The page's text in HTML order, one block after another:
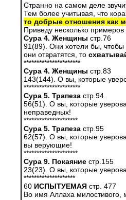
Странно на самом деле
Тем более учитывая, что
то добрые отношения как
Приведу несколько
Сура 4. Женщины стр.76
91(89). Они хотели бы, чтобы
они отвратят­ся, то
**********************
Сура 4. Женщины стр.83
143(144). О вы, которые
**********************
Сура 5. Трапеза стр.94
56(51). О вы, которые
неправедных!
*********************
Сура 5. Трапеза стр.95
62(57). О вы, которые
вы верую­щие!
*********************
Сура 9. Покаяние стр.155
23(23). О вы, которые
********************
60 ИСПЫТУЕМАЯ стр. 477
Во имя Аллаха милостивого,